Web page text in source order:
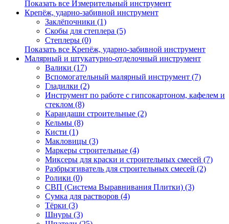
Показать все Измерительный инструмент
Крепёж, ударно-забивной инструмент
Заклёпочники (1)
Скобы для степлера (5)
Степлеры (0)
Показать все Крепёж, ударно-забивной инструмент
Малярный и штукатурно-отделочный инструмент
Валики (17)
Вспомогательный малярный инструмент (7)
Гладилки (2)
Инструмент по работе с гипсокартоном, кафелем и
стеклом (8)
Карандаши строительные (2)
Кельмы (8)
Кисти (1)
Макловицы (3)
Маркеры строительные (4)
Миксеры для краски и строительных смесей (7)
Разбрызгиватель для строительных смесей (2)
Ролики (0)
СВП (Система Выравнивания Плитки) (3)
Сумка для растворов (4)
Тёрки (3)
Шнуры (3)